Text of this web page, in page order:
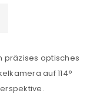
präzises optisches
auf 114°